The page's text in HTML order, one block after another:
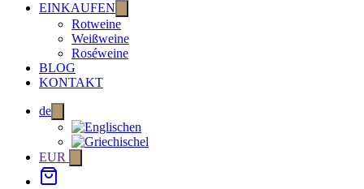
EINKAUFEN
menu
Rotweine
Weißweine
Roséweine
BLOG
KONTAKT
de
menu
en
el
EUR
menu